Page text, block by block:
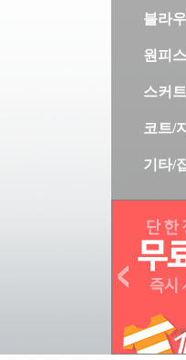
블라
원피스
스커
코트/
기타/